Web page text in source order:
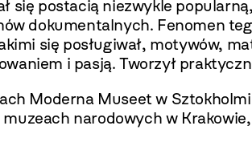
się postacią niezwykle
dokumentalnych. Fenomen
się posługiwał, motywów,
i pasją. Tworzył
Moderna Museet w
narodowych w